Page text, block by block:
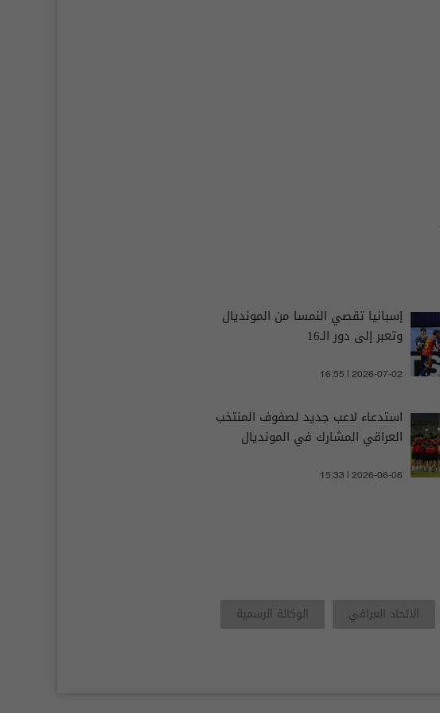
إسبانيا تقصي النمسا من المونديال
وتعبر إلى دور الـ16
16:55 | 2026-07-02
استدعاء لاعب جديد لصفوف المنتخب
العراقي المشارك في المونديال
15:33 | 2026-06-06
الاتحاد العراقي
الوكالة الرسمية